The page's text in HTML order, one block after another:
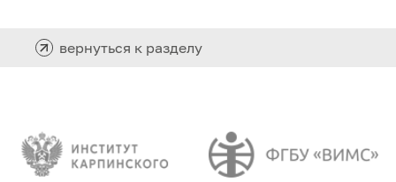
вернуться к разделу